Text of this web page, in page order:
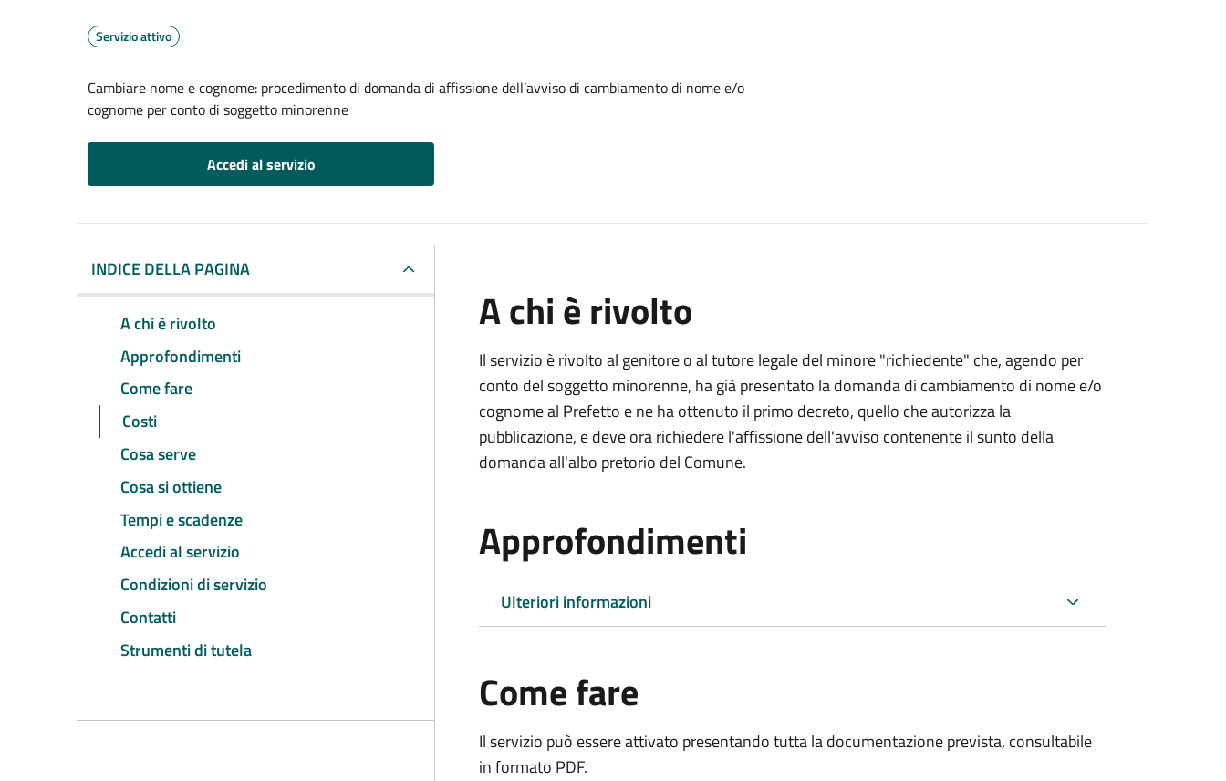
Servizio attivo
Cambiare nome e cognome: procedimento di domanda di affissione dell’avviso di cambiamento di nome e/o
cognome per conto di soggetto minorenne
Accedi al servizio
INDICE DELLA PAGINA
A chi è rivolto
Approfondimenti
Come fare
Costi
Cosa serve
Cosa si ottiene
Tempi e scadenze
Accedi al servizio
Condizioni di servizio
Contatti
Strumenti di tutela
A chi è rivolto
Il servizio è rivolto al genitore o al tutore legale del minore "richiedente" che, agendo per
conto del soggetto minorenne, ha già presentato la domanda di cambiamento di nome e/o
cognome al Prefetto e ne ha ottenuto il primo decreto, quello che autorizza la
pubblicazione, e deve ora richiedere l'affissione dell'avviso contenente il sunto della
domanda all'albo pretorio del Comune.
Approfondimenti
Ulteriori informazioni
Come fare
Il servizio può essere attivato presentando tutta la documentazione prevista, consultabile
in formato PDF.